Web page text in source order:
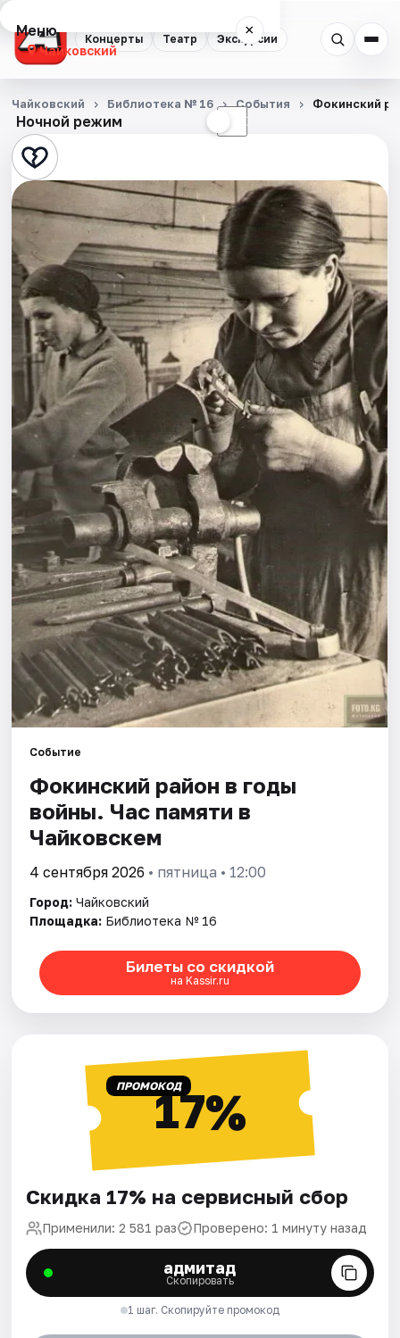
Концерты Театр Экскурсии
Меню ×
Чайковский
Концерты
Театр
Экскурсии
События
Города
Площадки
Артисты
Рейтинги
Ночной режим ☾
Чайковский Библиотека № 16 События Фокинский
Событие
Фокинский район в годы
войны. Час памяти в
Чайковскем
4 сентября 2026 • пятница • 12:00
Город: Чайковский
Площадка: Библиотека № 16
Билеты со скидкой
на Kassir.ru
ПРОМОКОД17%
Скидка 17% на сервисный сбор
Применили: 2 581 раз Проверено: 1 минуту назад
адмитад
Скопировать
1 шаг. Скопируйте промокод